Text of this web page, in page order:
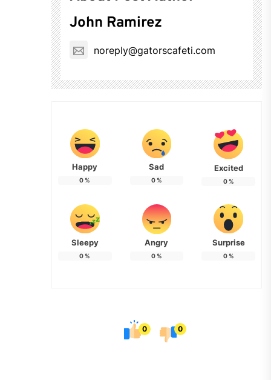
John Ramirez
noreply@gatorscafeti.com
Happy
0%
Sad
0%
Excited
0%
Sleepy
0%
Angry
0%
Surprise
0%
0 0